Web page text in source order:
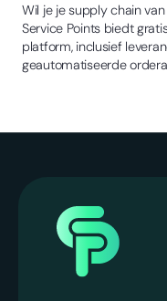
Wil je je supply chain
Service Points biedt
platform, inclusief
geautomatiseerde